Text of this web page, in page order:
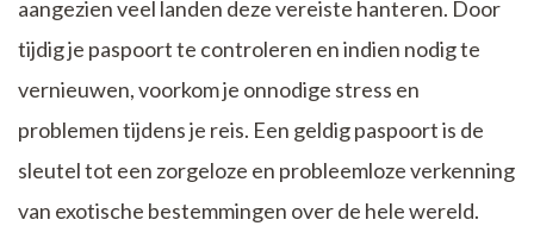
aangezien veel landen deze vereiste hanteren. Door
tijdig je paspoort te controleren en indien nodig te
vernieuwen, voorkom je onnodige stress en
problemen tijdens je reis. Een geldig paspoort is de
sleutel tot een zorgeloze en probleemloze verkenning
van exotische bestemmingen over de hele wereld.